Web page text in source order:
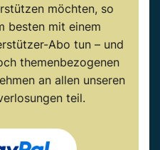
möchten, so
besten mit einem
Abo tun – und
themenbezogenen
an allen unseren
teil.